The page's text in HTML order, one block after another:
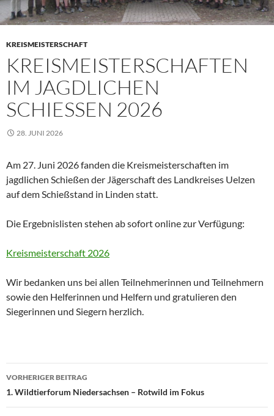
KREISMEISTERSCHAFT
KREISMEISTERSCHAFTEN
IM JAGDLICHEN
SCHIESSEN 2026
28. JUNI 2026
Am 27. Juni 2026 fanden die Kreismeisterschaften im
jagdlichen Schießen der Jägerschaft des Landkreises Uelzen
auf dem Schießstand in Linden statt.
Die Ergebnislisten stehen ab sofort online zur Verfügung:
Kreismeisterschaft 2026
Wir bedanken uns bei allen Teilnehmerinnen und Teilnehmern
sowie den Helferinnen und Helfern und gratulieren den
Siegerinnen und Siegern herzlich.
Beitragsnavigation
VORHERIGER BEITRAG
1. Wildtierforum Niedersachsen – Rotwild im Fokus